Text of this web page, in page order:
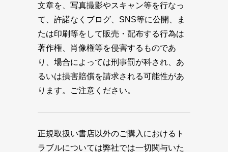
文章を、写真撮影やスキャン等を行なっ
て、許諾なくブログ、SNS等に公開、ま
たは印刷等をして販売・配布する行為は
著作権、肖像権等を侵害するものであ
り、場合によっては刑事罰が科され、あ
るいは損害賠償を請求される可能性があ
ります。ご注意ください。
正規取扱い書店以外のご購入におけるト
ラブルについては弊社では一切関与いた